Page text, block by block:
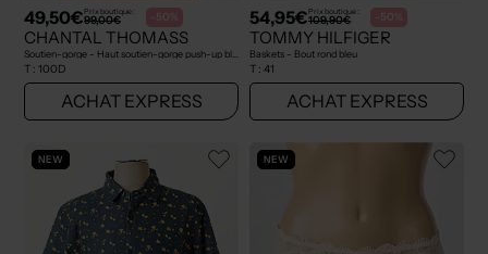
49,50€Prix boutique :
99,00€ -50%
CHANTAL THOMASS
T : 100D
ACHAT EXPRESS
54,95€Prix boutique :
109,90€ -50%
TOMMY HILFIGER
Baskets - Bout rond bleu
T : 41
ACHAT EXPRESS
NEW NEW